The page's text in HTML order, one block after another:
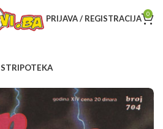
PRIJAVA / REGISTRACIJA 0
STRIPOTEKA